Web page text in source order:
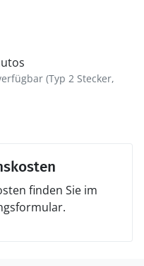
(Typ 2 Stecker,
finden Sie im